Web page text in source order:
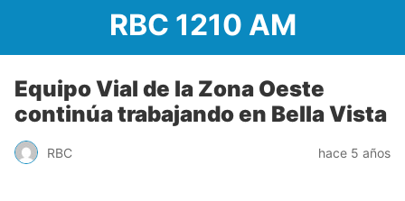
RBC 1210 AM
Equipo Vial de la Zona Oeste
continúa trabajando en Bella Vista
RBC hace 5 años